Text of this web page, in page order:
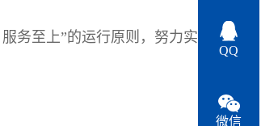
务至上”的运行原则，努力实
QQ
微信